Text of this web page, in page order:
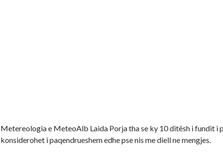
Metereologia e MeteoAlb Laida Porja tha se ky 10 ditësh i fundit i
konsiderohet i paqendrueshem edhe pse nis me diell ne mengjes.